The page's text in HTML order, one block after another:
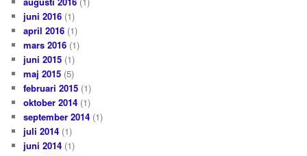
juni 2016 (1)
april 2016 (1)
mars 2016 (1)
juni 2015 (1)
maj 2015 (5)
februari 2015 (1)
oktober 2014 (1)
september 2014 (1)
juli 2014 (1)
juni 2014 (1)